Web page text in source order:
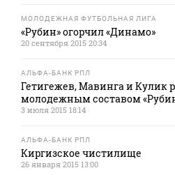
МОЛОДЕЖНАЯ ФУТБОЛЬНАЯ ЛИГА
«Рубин» огорчил «Динамо»
20 сентября 2015 20:34
АЛЬФА-БАНК РПЛ
Гетигежев, Мавинга и Кулик
молодежным составом
3 июля 2015 18:14
АЛЬФА-БАНК РПЛ
Киргизское чистилище
26 января 2015 13:00